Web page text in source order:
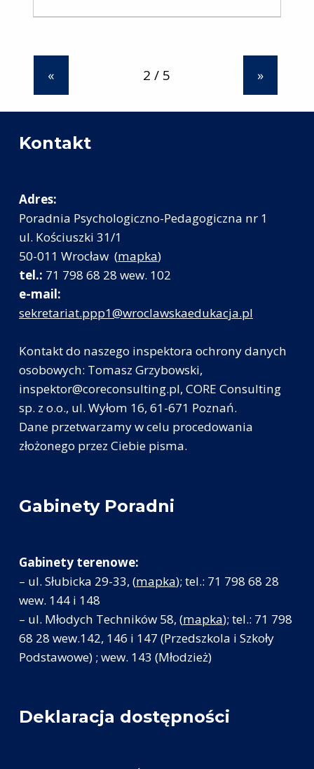
« »
Kontakt
Adres:
Poradnia Psychologiczno-Pedagogiczna nr 1
ul. Kościuszki 31/1
50-011 Wrocław (mapka)
tel.: 71 798 68 28 wew. 102
e-mail:
sekretariat.ppp1@wroclawskaedukacja.pl
Kontakt do naszego inspektora ochrony danych
osobowych: Tomasz Grzybowski,
inspektor@coreconsulting.pl, CORE Consulting
sp. z o.o., ul. Wyłom 16, 61-671 Poznań.
Dane przetwarzamy w celu procedowania
złożonego przez Ciebie pisma.
Gabinety Poradni
Gabinety terenowe:
– ul. Słubicka 29-33, (mapka); tel.: 71 798 68 28
wew. 144 i 148
– ul. Młodych Techników 58, (mapka); tel.: 71 798
68 28 wew.142, 146 i 147 (Przedszkola i Szkoły
Podstawowe) ; wew. 143 (Młodzież)
Deklaracja dostępności